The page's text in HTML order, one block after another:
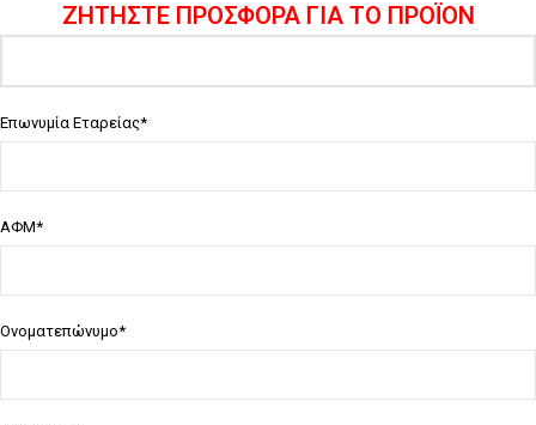
ΖΗΤΗΣΤΕ ΠΡΟΣΦΟΡΑ ΓΙΑ ΤΟ ΠΡΟΪΟΝ
Επωνυμία Εταρείας*
ΑΦΜ*
Ονοματεπώνυμο*